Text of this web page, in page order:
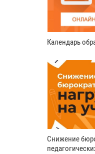
Календарь
Снижение